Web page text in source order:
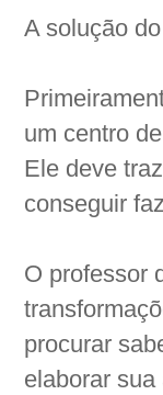
A solução
um centro
Ele deve
conseguir
O professor
procurar
elaborar